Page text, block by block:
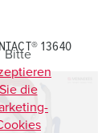
13640
Bitte
Sie die